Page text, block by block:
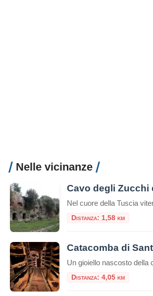
Nelle vicinanze
Distanza: 1,58 km
Distanza: 4,05 km